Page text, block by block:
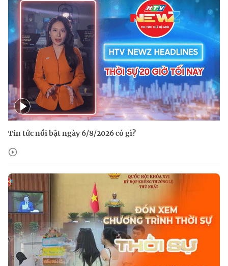
Tin tức nổi bật ngày 6/8/2026 có gì?